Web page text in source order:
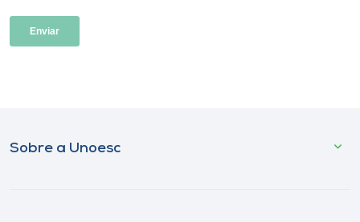
Sobre a Unoesc